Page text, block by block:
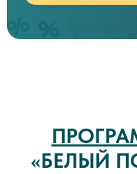
«БЕЛЫЙ